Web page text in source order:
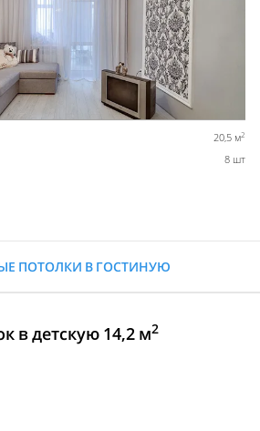
20,5 м2
8 шт
ПОТОЛКИ В ГОСТИНУЮ
в детскую 14,2 м2